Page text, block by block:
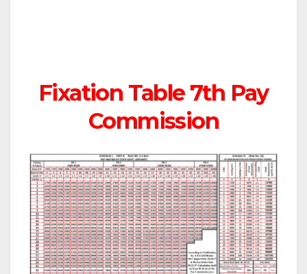
Fixation Table 7th Pay
Commission